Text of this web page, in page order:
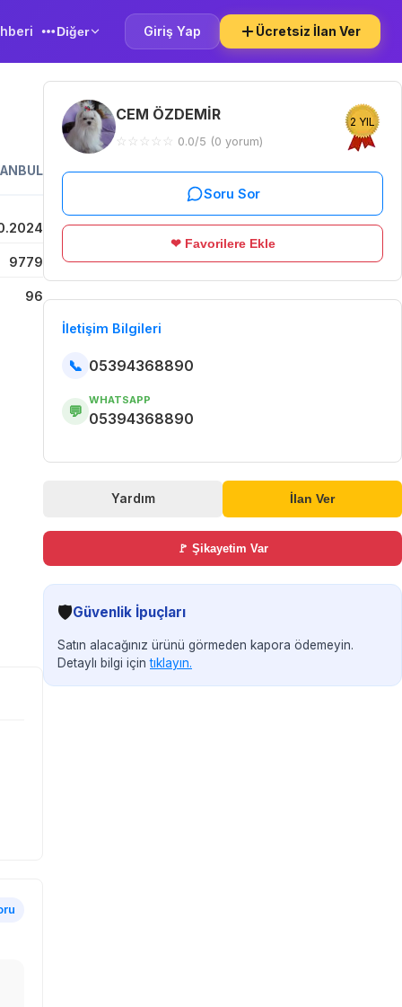
Diğer Giriş Yap Ücretsiz İlan Ver
9779
96
CEM ÖZDEMİR
☆ ☆ ☆ ☆ ☆ 0.0/5 (0 yorum)
2 YIL
Soru Sor
❤ Favorilere Ekle
İletişim Bilgileri
📞 05394368890
💬
WHATSAPP
05394368890
Yardım İlan Ver
🚩 Şikayetim Var
🛡️Güvenlik İpuçları
Satın alacağınız ürünü görmeden kapora ödemeyin.
Detaylı bilgi içintıklayın.